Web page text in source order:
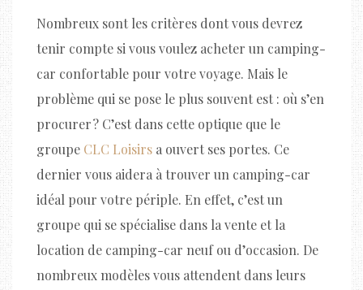
Nombreux sont les critères dont vous devrez
tenir compte si vous voulez acheter un camping-
car confortable pour votre voyage. Mais le
problème qui se pose le plus souvent est : où s’en
procurer ? C’est dans cette optique que le
groupe CLC Loisirs a ouvert ses portes. Ce
dernier vous aidera à trouver un camping-car
idéal pour votre périple. En effet, c’est un
groupe qui se spécialise dans la vente et la
location de camping-car neuf ou d’occasion. De
nombreux modèles vous attendent dans leurs